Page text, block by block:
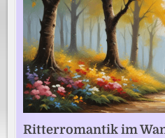
Ritterromantik im